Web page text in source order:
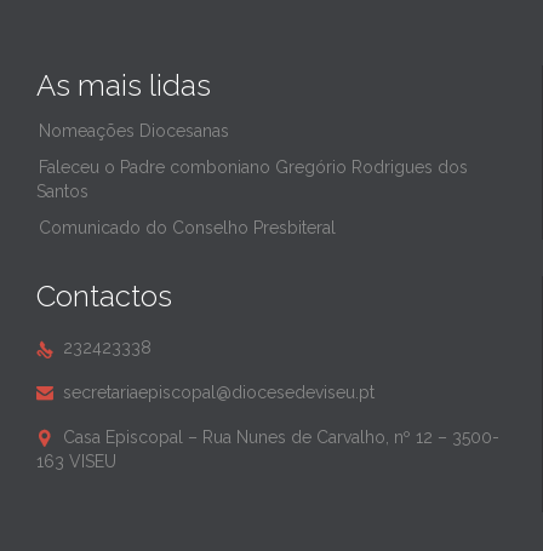
As mais lidas
Nomeações Diocesanas
Faleceu o Padre comboniano Gregório Rodrigues dos
Santos
Comunicado do Conselho Presbiteral
Contactos
 232423338
 secretariaepiscopal@diocesedeviseu.pt

Casa Episcopal – Rua Nunes de Carvalho, nº 12 – 3500-
163 VISEU